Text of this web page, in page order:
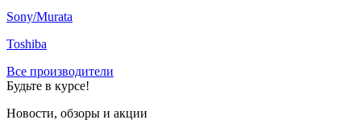
Sony/Murata
Toshiba
Все производители
Будьте в курсе!
Новости, обзоры и акции